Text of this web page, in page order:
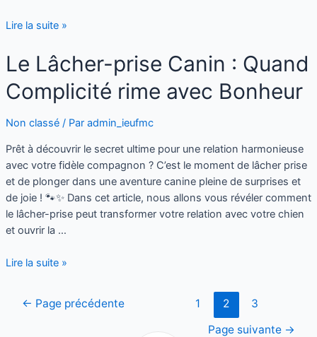
Lire la suite »
Le Lâcher-prise Canin : Quand
Complicité rime avec Bonheur
Non classé/ Par admin_ieufmc
Prêt à découvrir le secret ultime pour une relation harmonieuse
avec votre fidèle compagnon ? C’est le moment de lâcher prise
et de plonger dans une aventure canine pleine de surprises et
de joie ! 🐾✨ Dans cet article, nous allons vous révéler comment
le lâcher-prise peut transformer votre relation avec votre chien
et ouvrir la …
Lire la suite »
← Page précédente 1 2
3
Page suivante →